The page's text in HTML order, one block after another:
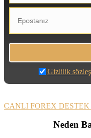
Gizlilik
CANLI FOREX DESTEK
Neden